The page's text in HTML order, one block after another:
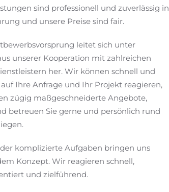
sind professionell und zuverlässig in
und unsere Preise sind fair.
leitet sich unter
unserer Kooperation mit zahlreichen
her. Wir können schnell und
Ihre Anfrage und Ihr Projekt reagieren,
zügig maßgeschneiderte Angebote,
betreuen Sie gerne und persönlich rund
komplizierte Aufgaben bringen uns
Konzept. Wir reagieren schnell,
und zielführend.